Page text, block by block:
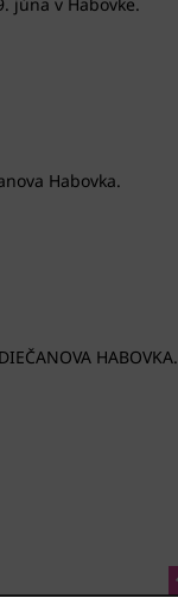
Habovka.
HABOVKA.